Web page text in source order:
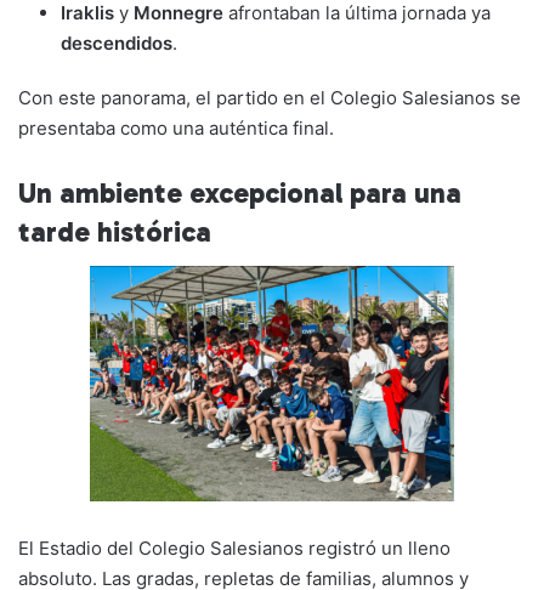
Iraklis y Monnegre afrontaban la última jornada ya
descendidos.
Con este panorama, el partido en el Colegio Salesianos se
presentaba como una auténtica final.
Un ambiente excepcional para una
tarde histórica
El Estadio del Colegio Salesianos registró un lleno
absoluto. Las gradas, repletas de familias, alumnos y